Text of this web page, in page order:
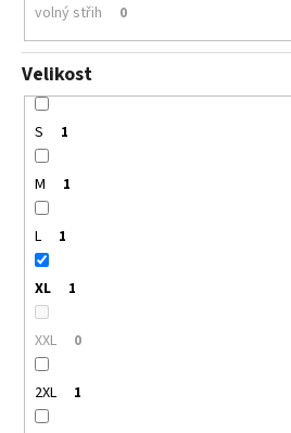
volný střih 0
Velikost
S 1
M 1
L 1
XL 1
XXL 0
2XL 1